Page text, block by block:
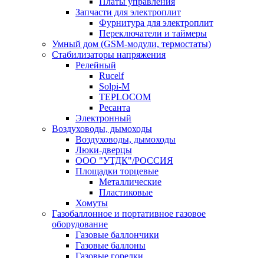
Запчасти для электроплит
Фурнитура для электроплит
Переключатели и таймеры
Умный дом (GSM-модули, термостаты)
Cтабилизаторы напряжения
Релейный
Rucelf
Solpi-M
TEPLOCOM
Ресанта
Электронный
Воздуховоды, дымоходы
Воздуховоды, дымоходы
Люки-дверцы
ООО "УТДК"/РОССИЯ
Площадки торцевые
Металлические
Пластиковые
Хомуты
Газобаллонное и портативное газовое
оборудование
Газовые баллончики
Газовые баллоны
Газовые горелки